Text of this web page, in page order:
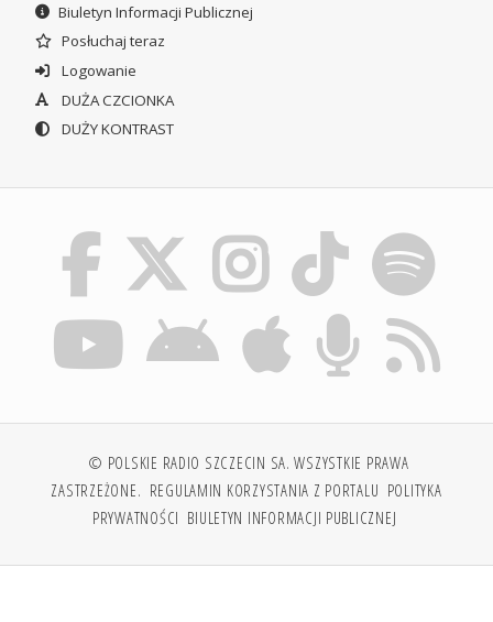
Biuletyn Informacji Publicznej
Posłuchaj teraz
Logowanie
DUŻA CZCIONKA
DUŻY KONTRAST
© POLSKIE RADIO SZCZECIN SA. WSZYSTKIE PRAWA
ZASTRZEŻONE. REGULAMIN KORZYSTANIA Z PORTALU POLITYKA
PRYWATNOŚCI BIULETYN INFORMACJI PUBLICZNEJ